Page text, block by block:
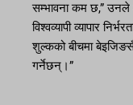
सम्भावना कम छ,” उनले
विश्वव्यापी व्यापार
शुल्कको बीचमा
गर्नेछन्।”